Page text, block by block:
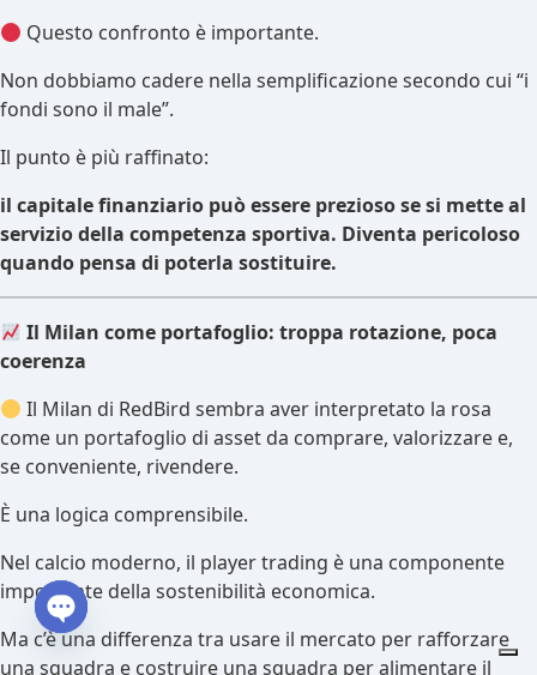
Questo confronto è importante.
Non dobbiamo cadere nella semplificazione secondo cui “i
fondi sono il male”.
Il punto è più raffinato:
il capitale finanziario può essere prezioso se si mette al
servizio della competenza sportiva. Diventa pericoloso
quando pensa di poterla sostituire.
Il Milan come portafoglio: troppa rotazione, poca
coerenza
Il Milan di RedBird sembra aver interpretato la rosa
come un portafoglio di asset da comprare, valorizzare e,
se conveniente, rivendere.
È una logica comprensibile.
Nel calcio moderno, il player trading è una componente
importante della sostenibilità economica.
Ma c’è una differenza tra usare il mercato per rafforzare
una squadra e costruire una squadra per alimentare il
Open chaty